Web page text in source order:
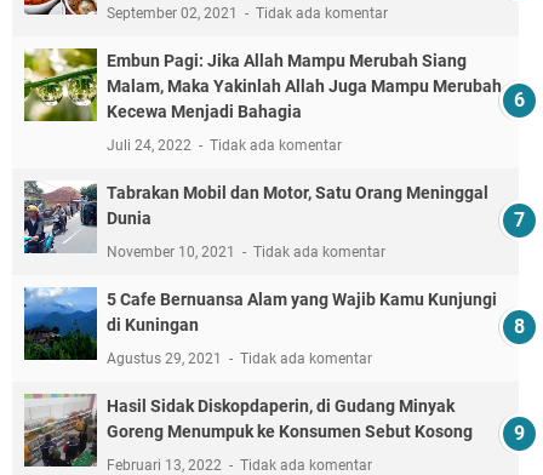
September 02, 2021 Tidak ada komentar
Embun Pagi: Jika Allah Mampu Merubah Siang
Malam, Maka Yakinlah Allah Juga Mampu Merubah
Kecewa Menjadi Bahagia
Juli 24, 2022 Tidak ada komentar
Tabrakan Mobil dan Motor, Satu Orang Meninggal
Dunia
November 10, 2021 Tidak ada komentar
5 Cafe Bernuansa Alam yang Wajib Kamu Kunjungi
di Kuningan
Agustus 29, 2021 Tidak ada komentar
Hasil Sidak Diskopdaperin, di Gudang Minyak
Goreng Menumpuk ke Konsumen Sebut Kosong
Februari 13, 2022 Tidak ada komentar